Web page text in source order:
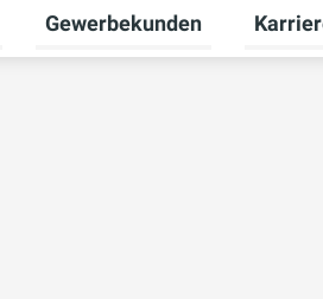
Energien umschalten
Untermenü für Privatkunden
Gewerbekunden